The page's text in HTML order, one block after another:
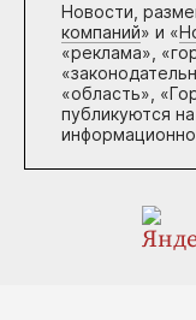
Новости,
компаний» и «
«реклама»,
«область»,
публикуются